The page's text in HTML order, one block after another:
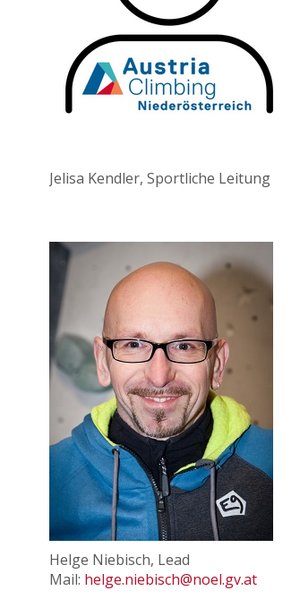
Jelisa Kendler, Sportliche Leitung
Helge Niebisch, Lead
Mail: helge.niebisch@noel.gv.at